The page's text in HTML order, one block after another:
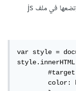
يمكنك تحويل الـ html و الـ css إلى عناصر js وتضعها في ملف js
var style =
	#target {
	color: blueviolet;